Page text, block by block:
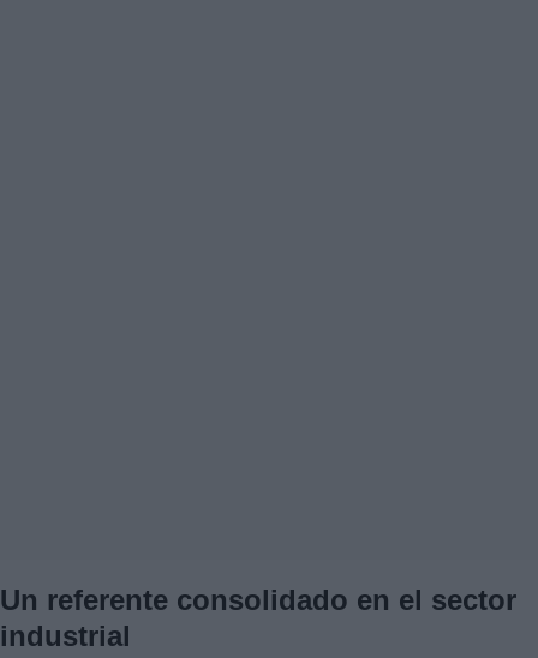
Un referente consolidado en el sector
industrial